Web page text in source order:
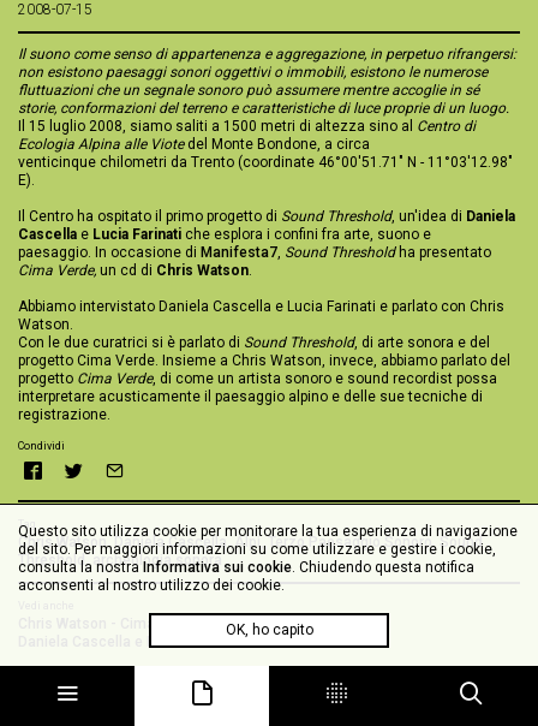
2008-07-15
Il suono come senso di appartenenza e aggregazione, in perpetuo rifrangersi:
non esistono paesaggi sonori oggettivi o immobili, esistono le numerose
fluttuazioni che un segnale sonoro può assumere mentre accoglie in sé
storie, conformazioni del terreno e caratteristiche di luce proprie di un luogo.
Il 15 luglio 2008, siamo saliti a 1500 metri di altezza sino al Centro di
Ecologia Alpina alle Viotedel Monte Bondone, a circa
venticinque chilometri da Trento (coordinate 46°00'51.71" N - 11°03'12.98"
E).
Il Centro ha ospitato il primo progetto di Sound Threshold, un'idea di Daniela
Cascella e Lucia Farinati che esplora i confini fra arte, suono e
paesaggio. In occasione di Manifesta7, Sound Thresholdha presentato
Cima Verde, un cd di Chris Watson.
Abbiamo intervistato Daniela Cascella e Lucia Farinati e parlato con Chris
Watson.
Con le due curatrici si è parlato di Sound Threshold, di arte sonora e del
progetto Cima Verde. Insieme a Chris Watson, invece, abbiamo parlato del
progetto Cima Verde, di come un artista sonoro e sound recordist possa
interpretare acusticamente il paesaggio alpino e delle sue tecniche di
registrazione.
Condividi
Tag
Chris Watson,Daniela Cascella,Alpi, Terzo Paesaggio Sonoro, Sound
Threshold, archeologia sonora
Daniela Cascella e Lucia Farinati
Questo sito utilizza cookie per monitorare la tua esperienza di navigazione
del sito. Per maggiori informazioni su come utilizzare e gestire i cookie,
consulta la nostra Informativa sui cookie. Chiudendo questa notifica
acconsenti al nostro utilizzo dei cookie.
OK, ho capito